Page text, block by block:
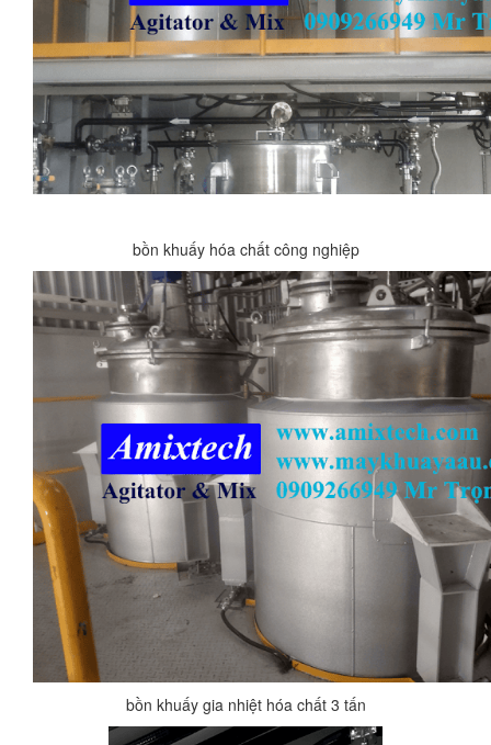
bồn khuấy hóa chất công nghiệp
bồn khuấy gia nhiệt hóa chất 3 tấn